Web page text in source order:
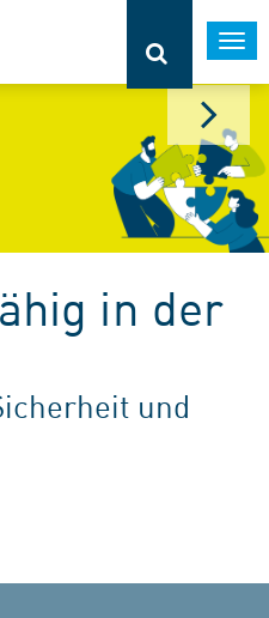
in der
und